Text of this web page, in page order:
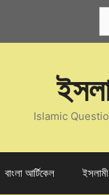
Islamic
বাংলা আর্টিকেল